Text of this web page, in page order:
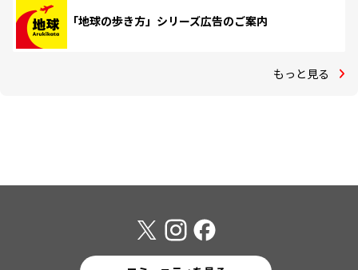
「地球の歩き方」シリーズ広告のご案内
もっと見る